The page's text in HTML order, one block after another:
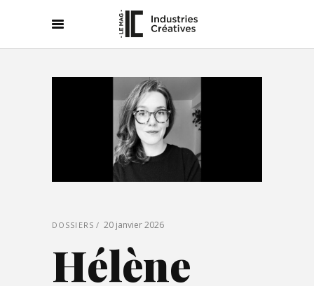
DOSSIERS 20 janvier 2026
Hélène